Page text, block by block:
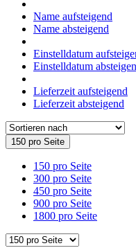
Name aufsteigend
Name absteigend
Einstelldatum
Einstelldatum
Lieferzeit aufsteigend
Lieferzeit absteigend
150 pro Seite
150 pro Seite
300 pro Seite
450 pro Seite
900 pro Seite
1800 pro Seite